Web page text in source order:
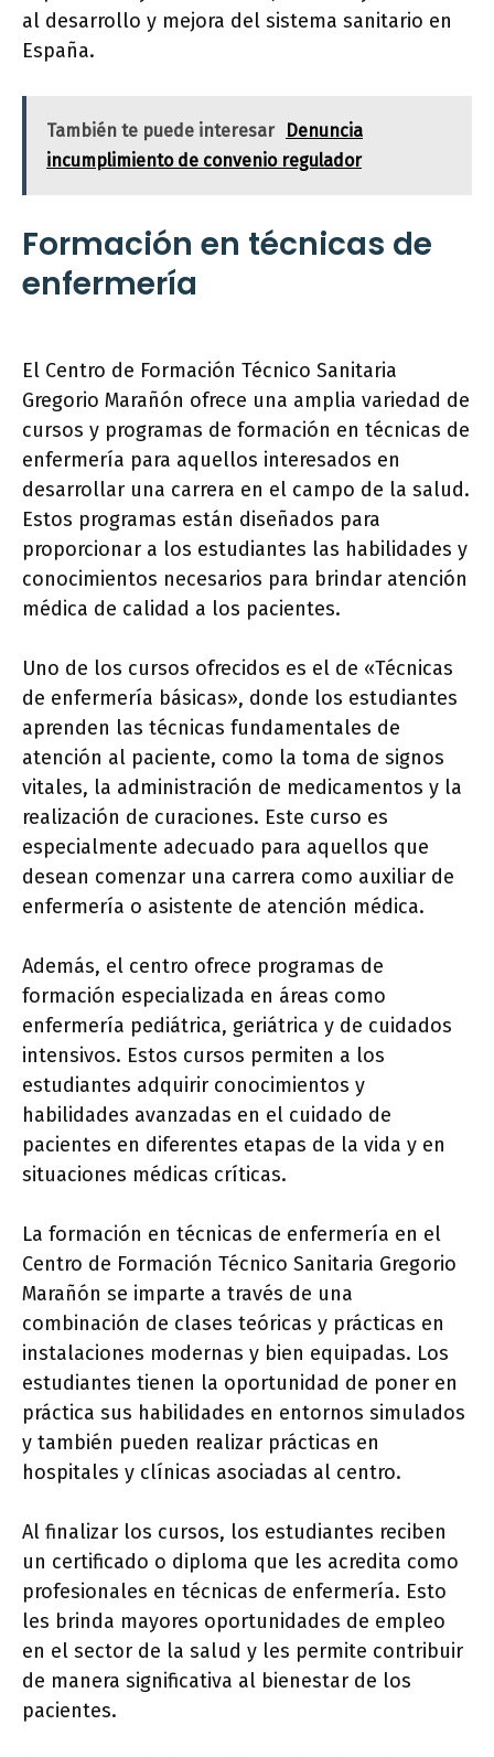
al desarrollo y mejora del sistema sanitario en
España.
También te puede interesar
Denuncia
incumplimiento de convenio regulador
Formación en técnicas de
enfermería
El Centro de Formación Técnico Sanitaria
Gregorio Marañón ofrece una amplia variedad de
cursos y programas de formación en técnicas de
enfermería para aquellos interesados en
desarrollar una carrera en el campo de la salud.
Estos programas están diseñados para
proporcionar a los estudiantes las habilidades y
conocimientos necesarios para brindar atención
médica de calidad a los pacientes.
Uno de los cursos ofrecidos es el de «Técnicas
de enfermería básicas», donde los estudiantes
aprenden las técnicas fundamentales de
atención al paciente, como la toma de signos
vitales, la administración de medicamentos y la
realización de curaciones. Este curso es
especialmente adecuado para aquellos que
desean comenzar una carrera como auxiliar de
enfermería o asistente de atención médica.
Además, el centro ofrece programas de
formación especializada en áreas como
enfermería pediátrica, geriátrica y de cuidados
intensivos. Estos cursos permiten a los
estudiantes adquirir conocimientos y
habilidades avanzadas en el cuidado de
pacientes en diferentes etapas de la vida y en
situaciones médicas críticas.
La formación en técnicas de enfermería en el
Centro de Formación Técnico Sanitaria Gregorio
Marañón se imparte a través de una
combinación de clases teóricas y prácticas en
instalaciones modernas y bien equipadas. Los
estudiantes tienen la oportunidad de poner en
práctica sus habilidades en entornos simulados
y también pueden realizar prácticas en
hospitales y clínicas asociadas al centro.
Al finalizar los cursos, los estudiantes reciben
un certificado o diploma que les acredita como
profesionales en técnicas de enfermería. Esto
les brinda mayores oportunidades de empleo
en el sector de la salud y les permite contribuir
de manera significativa al bienestar de los
pacientes.